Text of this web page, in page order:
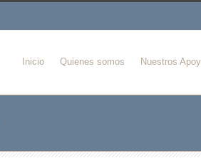
Inicio Quienes somos Nuestros